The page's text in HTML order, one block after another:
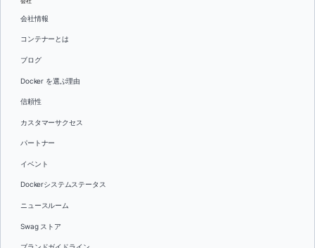
会社情報
コンテナーとは
ブログ
Docker を選ぶ理由
信頼性
カスタマーサクセス
パートナー
イベント
Dockerシステムステータス
ニュースルーム
Swag ストア